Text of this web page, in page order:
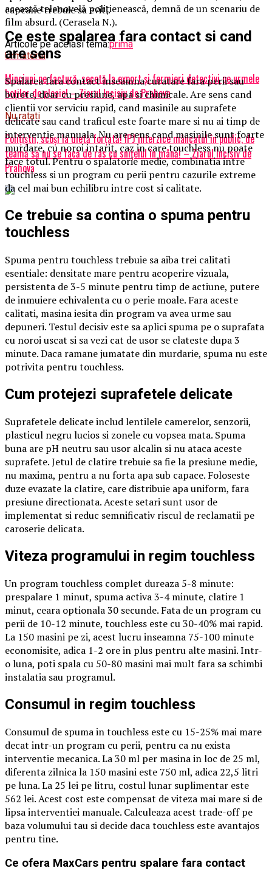
această telenovelă polițienească, demnă de un scenariu de
film absurd. (Cerasela N.).
Articole pe aceiasi tema:prima
Urmatorul
Minciuni pe factură, secetă la export și fermieri detectivi pe urmele
hoților de ploaie! – Ziarul Incisiv de Prahova
Nu ratati
Polițiștii, scoși la dietă forțată! IPJ interzice mâncatul în public, de
teamă să nu se facă de râs cu snițelul în mână! – Ziarul Incisiv de
Prahova
capcane trebuie sa eviti.
Ce este spalarea fara contact si cand
are sens
Spalarea fara contact inseamna curatare fara perii sau
burete, doar cu presiune, apa si chimicale. Are sens cand
clientii vor serviciu rapid, cand masinile au suprafete
delicate sau cand traficul este foarte mare si nu ai timp de
interventie manuala. Nu are sens cand masinile sunt foarte
murdare, cu noroi intarit, caz in care touchless nu poate
face totul. Pentru o spalatorie medie, combinatia intre
touchless si un program cu perii pentru cazurile extreme
da cel mai bun echilibru intre cost si calitate.
Ce trebuie sa contina o spuma pentru
touchless
Spuma pentru touchless trebuie sa aiba trei calitati
esentiale: densitate mare pentru acoperire vizuala,
persistenta de 3-5 minute pentru timp de actiune, putere
de inmuiere echivalenta cu o perie moale. Fara aceste
calitati, masina iesita din program va avea urme sau
depuneri. Testul decisiv este sa aplici spuma pe o suprafata
cu noroi uscat si sa vezi cat de usor se clateste dupa 3
minute. Daca ramane jumatate din murdarie, spuma nu este
potrivita pentru touchless.
Cum protejezi suprafetele delicate
Suprafetele delicate includ lentilele camerelor, senzorii,
plasticul negru lucios si zonele cu vopsea mata. Spuma
buna are pH neutru sau usor alcalin si nu ataca aceste
suprafete. Jetul de clatire trebuie sa fie la presiune medie,
nu maxima, pentru a nu forta apa sub capace. Foloseste
duze evazate la clatire, care distribuie apa uniform, fara
presiune directionata. Aceste setari sunt usor de
implementat si reduc semnificativ riscul de reclamatii pe
caroserie delicata.
Viteza programului in regim touchless
Un program touchless complet dureaza 5-8 minute:
prespalare 1 minut, spuma activa 3-4 minute, clatire 1
minut, ceara optionala 30 secunde. Fata de un program cu
perii de 10-12 minute, touchless este cu 30-40% mai rapid.
La 150 masini pe zi, acest lucru inseamna 75-100 minute
economisite, adica 1-2 ore in plus pentru alte masini. Intr-
o luna, poti spala cu 50-80 masini mai mult fara sa schimbi
instalatia sau programul.
Consumul in regim touchless
Consumul de spuma in touchless este cu 15-25% mai mare
decat intr-un program cu perii, pentru ca nu exista
interventie mecanica. La 30 ml per masina in loc de 25 ml,
diferenta zilnica la 150 masini este 750 ml, adica 22,5 litri
pe luna. La 25 lei pe litru, costul lunar suplimentar este
562 lei. Acest cost este compensat de viteza mai mare si de
lipsa interventiei manuale. Calculeaza acest trade-off pe
baza volumului tau si decide daca touchless este avantajos
pentru tine.
Ce ofera MaxCars pentru spalare fara contact